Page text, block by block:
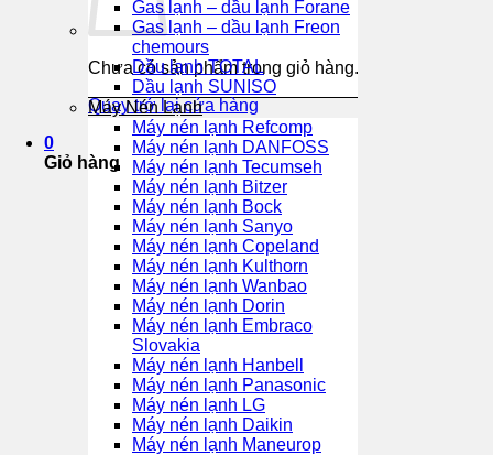
Chưa có sản phẩm trong giỏ hàng.
Quay trở lại cửa hàng
0
Giỏ hàng
Gas lạnh – dầu lạnh Forane
Gas lạnh – dầu lạnh Freon
chemours
Dầu lạnh TOTAL
Dầu lạnh SUNISO
Máy Nén Lạnh
Máy nén lạnh Refcomp
Máy nén lạnh DANFOSS
Máy nén lạnh Tecumseh
Máy nén lạnh Bitzer
Máy nén lạnh Bock
Máy nén lạnh Sanyo
Máy nén lạnh Copeland
Máy nén lạnh Kulthorn
Máy nén lạnh Wanbao
Máy nén lạnh Dorin
Máy nén lạnh Embraco
Slovakia
Máy nén lạnh Hanbell
Máy nén lạnh Panasonic
Máy nén lạnh LG
Máy nén lạnh Daikin
Máy nén lạnh Maneurop